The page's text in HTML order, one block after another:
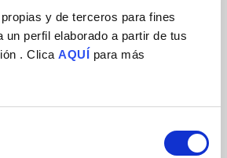
y de terceros para fines
un perfil elaborado a partir de tus
. Clica AQUÍ para más